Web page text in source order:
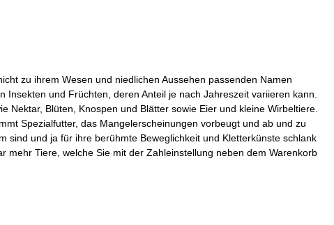
zu ihrem Wesen und niedlichen Aussehen passenden Namen
und Früchten, deren Anteil je nach Jahreszeit variieren kann.
Blüten, Knospen und Blätter sowie Eier und kleine Wirbeltiere.
Spezialfutter, das Mangelerscheinungen vorbeugt und ab und zu
und ja für ihre berühmte Beweglichkeit und Kletterkünste schlank
Tiere, welche Sie mit der Zahleinstellung neben dem Warenkorb